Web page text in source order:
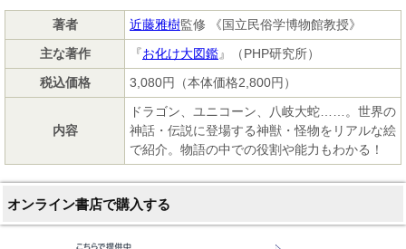
著者 近藤雅樹監修 《国立民俗学博物館教授》
主な著作
『お化け大図鑑』（PHP研究所）
税込価格
3,080円（本体価格2,800円）
内容
ドラゴン、ユニコーン、八岐大蛇……。世界の
神話・伝説に登場する神獣・怪物をリアルな絵
で紹介。物語の中での役割や能力もわかる！
オンライン書店で購入する